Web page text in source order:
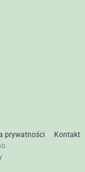
prywatności
Kontakt